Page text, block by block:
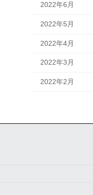
2022年6月
2022年5月
2022年4月
2022年3月
2022年2月